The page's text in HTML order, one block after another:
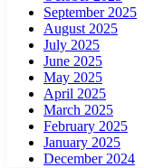
September 2025
August 2025
July 2025
June 2025
May 2025
April 2025
March 2025
February 2025
January 2025
December 2024